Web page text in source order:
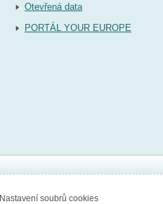
Otevřená data
PORTÁL YOUR EUROPE
Nastavení soubrů cookies